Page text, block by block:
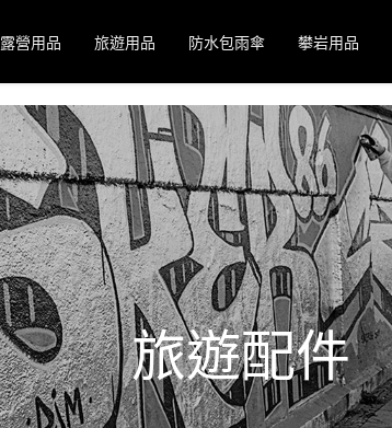
露營用品 旅遊用品 防水包雨傘 攀岩用品
旅遊配件